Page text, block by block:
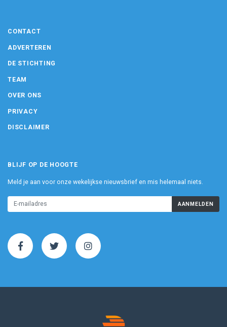
CONTACT
ADVERTEREN
DE STICHTING
TEAM
OVER ONS
PRIVACY
DISCLAIMER
BLIJF OP DE HOOGTE
Meld je aan voor onze wekelijkse nieuwsbrief en mis helemaal niets.
AANMELDEN